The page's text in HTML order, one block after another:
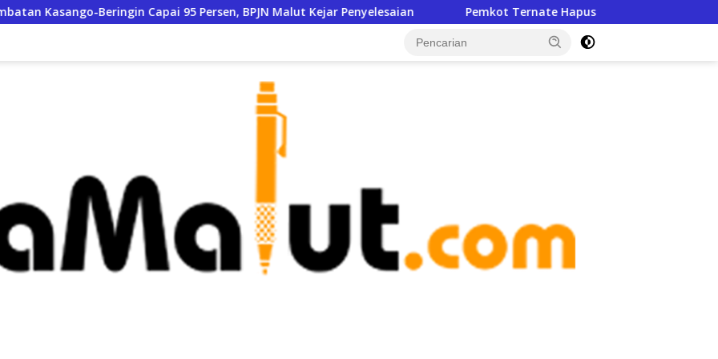
Capai 95 Persen, BPJN Malut Kejar Penyelesaian Pemkot Ternate Hapus Denda Pajak, Warga Cukup Bayar Pokok